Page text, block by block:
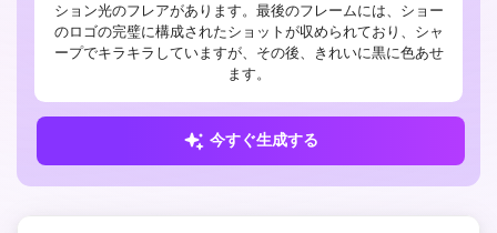
ション光のフレアがあります。最後のフレームには、ショー
のロゴの完璧に構成されたショットが収められており、シャ
ープでキラキラしていますが、その後、きれいに黒に色あせ
ます。
今すぐ生成する